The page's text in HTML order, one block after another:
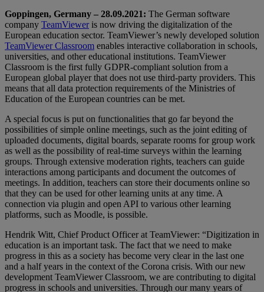
Goppingen, Germany – 28.09.2021: The German software
company TeamVieweris now driving the digitalization of the
European education sector. TeamViewer’s newly developed solution
TeamViewer Classroom enables interactive collaboration in schools,
universities, and other educational institutions. TeamViewer
Classroom is the first fully GDPR-compliant solution from a
European global player that does not use third-party providers. This
means that all data protection requirements of the Ministries of
Education of the European countries can be met.
A special focus is put on functionalities that go far beyond the
possibilities of simple online meetings, such as the joint editing of
uploaded documents, digital boards, separate rooms for group work
as well as the possibility of real-time surveys within the learning
groups. Through extensive moderation rights, teachers can guide
interactions among participants and document the outcomes of
meetings. In addition, teachers can store their documents online so
that they can be used for other learning units at any time. A
connection via plugin and open API to various other learning
platforms, such as Moodle, is possible.
Hendrik Witt, Chief Product Officer at TeamViewer: “Digitization in
education is an important task. The fact that we need to make
progress in this as a society has become very clear in the last one
and a half years in the context of the Corona crisis. With our new
development TeamViewer Classroom, we are contributing to digital
progress in schools and universities. Through our many years of